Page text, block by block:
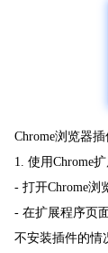
Chrome浏览器
1. 使用Chrome
- 打开Chrome浏
- 在扩展程序页
不安装插件的情